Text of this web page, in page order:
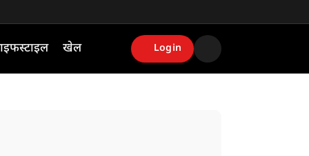
खेल Login